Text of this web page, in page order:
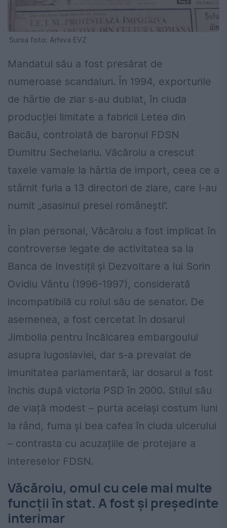
Sursa foto: Arhiva EVZ
Mandatul său a fost presărat de
numeroase scandaluri. În 1994, exporturile
de hârtie de ziar s-au dublat, în ciuda
producției limitate a fabricii Letea din
Bacău, controlată de baronul FDSN
Dumitru Sechelariu. Văcăroiu a crescut
taxele vamale la hârtia de import, ceea ce a
stârnit furia a 13 directori de ziare, care l-au
numit „asasinul presei românești”.
În plan personal, Văcăroiu a fost implicat în
controverse legate de activitatea sa la
Banca de Investiții și Dezvoltare a lui Sorin
Ovidiu Vântu (1996-1997), considerată
incompatibilă cu rolul său de senator. De
asemenea, a fost cercetat în dosarul
Jimbolia pentru încălcarea embargoului
asupra Iugoslaviei, dar s-a prevalat de
imunitatea parlamentară, iar dosarul a fost
închis după victoria PSD în 2000. Stilul său
de viață modest – purta același costum luni
la rând, fuma și bea cafea în ciuda ulcerului
– contrasta cu acuzațiile de protejare a
intereselor FDSN.
Văcăroiu, omul cu cele mai multe
funcții în stat. A fost și președinte
interimar